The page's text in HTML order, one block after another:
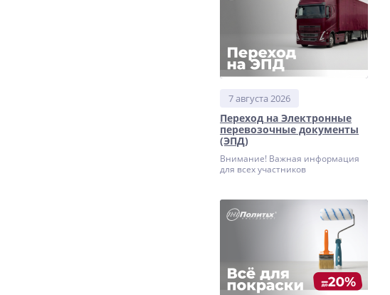
7 августа 2026
Переход на Электронные
перевозочные документы
(ЭПД)
Внимание! Важная информация
для всех участников
и грузополучателей!